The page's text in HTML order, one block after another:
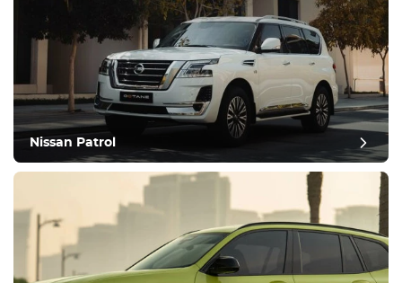
Nissan Patrol